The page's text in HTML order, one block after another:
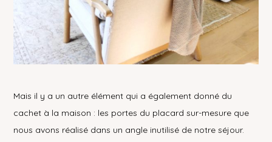
Mais il y a un autre élément qui a également donné du
cachet à la maison : les portes du placard sur-mesure que
nous avons réalisé dans un angle inutilisé de notre séjour.